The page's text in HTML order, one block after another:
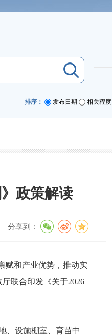
排序： 发布日期 相关程度
政策解读
分享到：
赋和产业优势，推动实
联合印发《关于2026
、设施棚室、育苗中